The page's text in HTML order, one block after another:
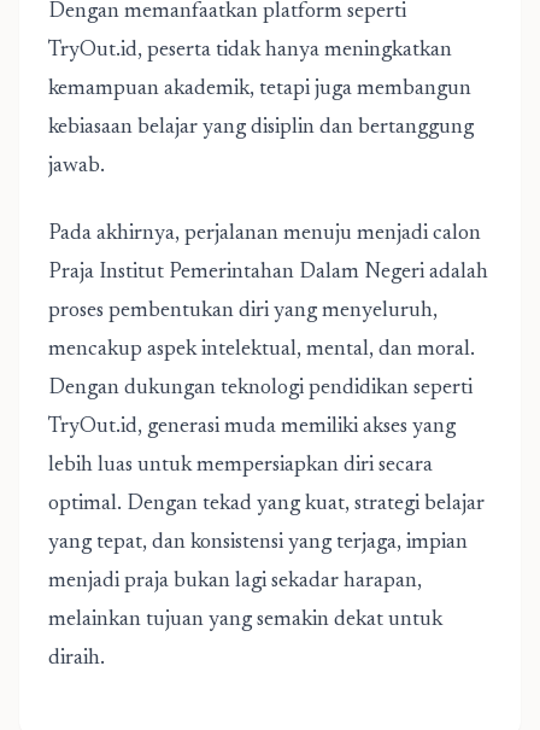
Dengan memanfaatkan platform seperti
TryOut.id, peserta tidak hanya meningkatkan
kemampuan akademik, tetapi juga membangun
kebiasaan belajar yang disiplin dan bertanggung
jawab.
Pada akhirnya, perjalanan menuju menjadi calon
Praja Institut Pemerintahan Dalam Negeri adalah
proses pembentukan diri yang menyeluruh,
mencakup aspek intelektual, mental, dan moral.
Dengan dukungan teknologi pendidikan seperti
TryOut.id, generasi muda memiliki akses yang
lebih luas untuk mempersiapkan diri secara
optimal. Dengan tekad yang kuat, strategi belajar
yang tepat, dan konsistensi yang terjaga, impian
menjadi praja bukan lagi sekadar harapan,
melainkan tujuan yang semakin dekat untuk
diraih.